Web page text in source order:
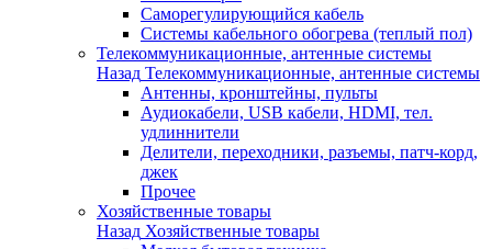
Саморегулирующийся кабель
Системы кабельного обогрева (теплый пол)
Телекоммуникационные, антенные системы
Назад Телекоммуникационные, антенные системы
Антенны, кронштейны, пульты
Аудиокабели, USB кабели, HDMI, тел.
удлиннители
Делители, переходники, разъемы, патч-корд,
джек
Прочее
Хозяйственные товары
Назад Хозяйственные товары